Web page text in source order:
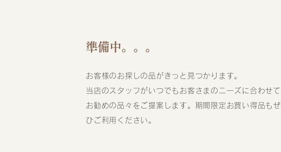
​準備中。。。
お客様のお探しの品がきっと見つかります。
当店のスタッフがいつでもお客さまのニーズに合わせて
お勧めの品々をご提案します。期間限定お買い得品もぜ
ひご利用ください。